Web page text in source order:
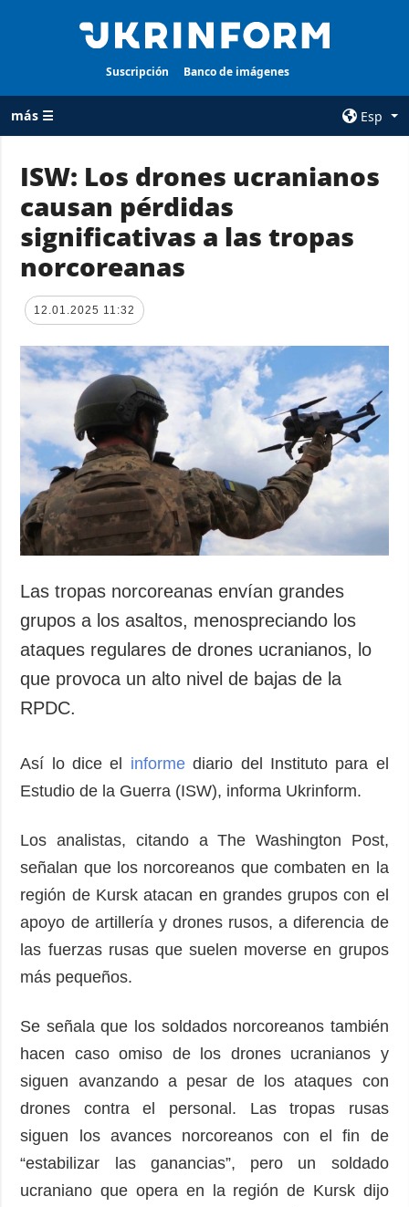
Suscripción Banco de imágenes
más ☰
Esp
TODAS LAS
CATEGORÍAS
Guerra
Reconstrucción
de Ucrania
Política
Economía
Defensa
Sociedad y
Cultura
Deportes
Crimen
Desastres y
emergencias
sobre la agencia
Política de
privacidad y
protección de
datos personales
ADICIONAL
Podcasts
Publicaciones
Fotos
Releases
SERVICIOS
Suscripción
Banco de
imágenes
ISW: Los drones ucranianos
causan pérdidas
significativas a las tropas
norcoreanas
12.01.2025 11:32
Las tropas norcoreanas envían grandes
grupos a los asaltos, menospreciando los
ataques regulares de drones ucranianos, lo
que provoca un alto nivel de bajas de la
RPDC.
Así lo dice el informediario del Instituto para el
Estudio de la Guerra (ISW), informa Ukrinform.
Los analistas, citando a The Washington Post,
señalan que los norcoreanos que combaten en la
región de Kursk atacan en grandes grupos con el
apoyo de artillería y drones rusos, a diferencia de
las fuerzas rusas que suelen moverse en grupos
más pequeños.
Se señala que los soldados norcoreanos también
hacen caso omiso de los drones ucranianos y
siguen avanzando a pesar de los ataques con
drones contra el personal. Las tropas rusas
siguen los avances norcoreanos con el fin de
“estabilizar las ganancias”, pero un soldado
ucraniano que opera en la región de Kursk dijo